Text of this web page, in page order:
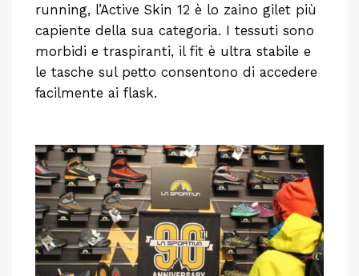
running, l’Active Skin 12 è lo zaino gilet più
capiente della sua categoria. I tessuti sono
morbidi e traspiranti, il fit è ultra stabile e
le tasche sul petto consentono di accedere
facilmente ai flask.